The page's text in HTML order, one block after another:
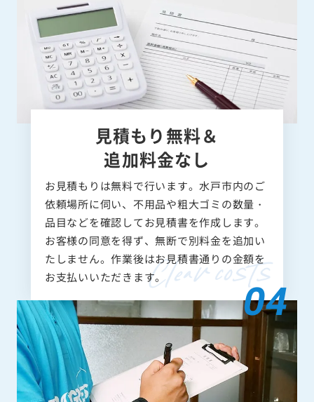
見積もり無料＆
追加料金なし
お見積もりは無料で行います。水戸市内のご
依頼場所に伺い、不用品や粗大ゴミの数量・
品目などを確認してお見積書を作成します。
お客様の同意を得ず、無断で別料金を追加い
たしません。作業後はお見積書通りの金額を
お支払いいただきます。